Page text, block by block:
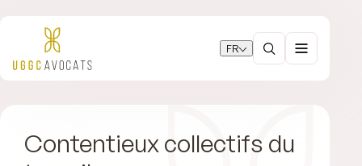
FR
Contentieux collectifs du